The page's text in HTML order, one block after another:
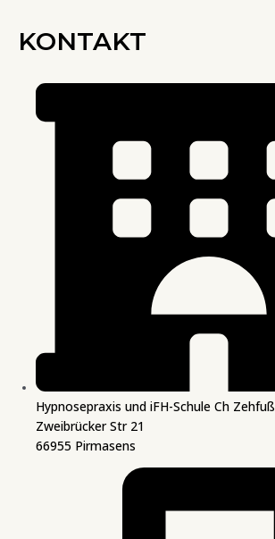
KONTAKT
Hypnosepraxis und iFH-Schule Ch Zehfuß
Zweibrücker Str 21
66955 Pirmasens